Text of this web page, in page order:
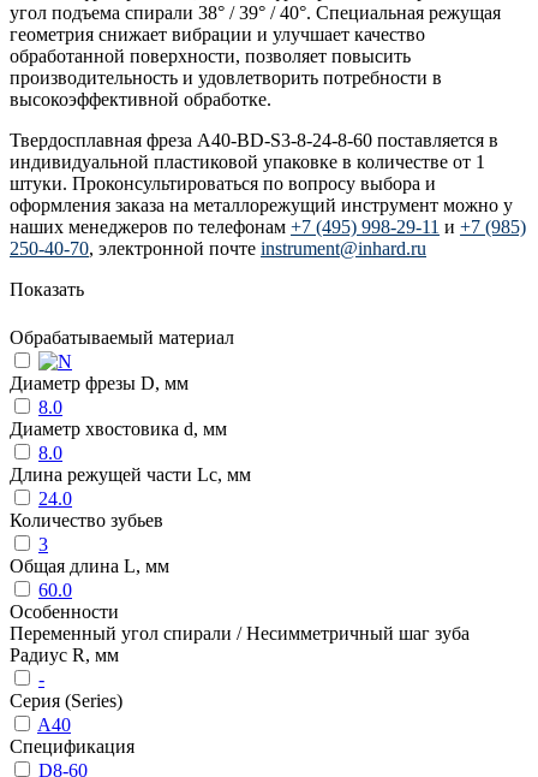
угол подъема спирали 38° / 39° / 40°. Cпециальная режущая
геометрия снижает вибрации и улучшает качество
обработанной поверхности, позволяет повысить
производительность и удовлетворить потребности в
высокоэффективной обработке.
Твердосплавная фреза A40-BD-S3-8-24-8-60 поставляется в
индивидуальной пластиковой упаковке в количестве от 1
штуки. Проконсультироваться по вопросу выбора и
оформления заказа на металлорежущий инструмент можно у
наших менеджеров по телефонам +7 (495) 998-29-11 и +7 (985)
250-40-70, электронной почте instrument@inhard.ru
Показать
Обрабатываемый материал
Диаметр фрезы D, мм
8.0
Диаметр хвостовика d, мм
8.0
Длина режущей части Lc, мм
24.0
Количество зубьев
3
Общая длина L, мм
60.0
Особенности
Переменный угол спирали / Несимметричный шаг зуба
Радиус R, мм
-
Серия (Series)
A40
Спецификация
D8-60